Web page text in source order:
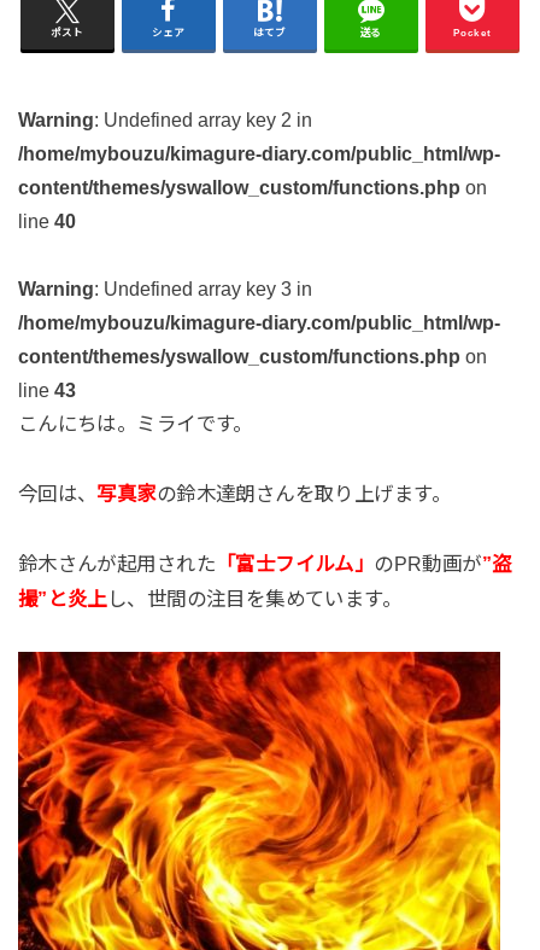
ポスト シェア はてブ 送る Pocket
Warning: Undefined array key 2 in
/home/mybouzu/kimagure-diary.com/public_html/wp-
content/themes/yswallow_custom/functions.php on
line 40
Warning: Undefined array key 3 in
/home/mybouzu/kimagure-diary.com/public_html/wp-
content/themes/yswallow_custom/functions.php on
line 43
こんにちは。ミライです。
今回は、 写真家の鈴木達朗さんを取り上げます。
鈴木さんが起用された 「富士フイルム」 のPR動画が”盗
撮”と炎上し、世間の注目を集めています。